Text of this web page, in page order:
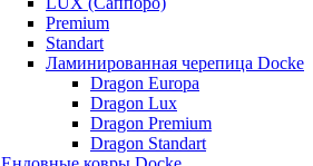
Premium
Standart
Ламинированная черепица Docke
Dragon Europa
Dragon Lux
Dragon Premium
Dragon Standart